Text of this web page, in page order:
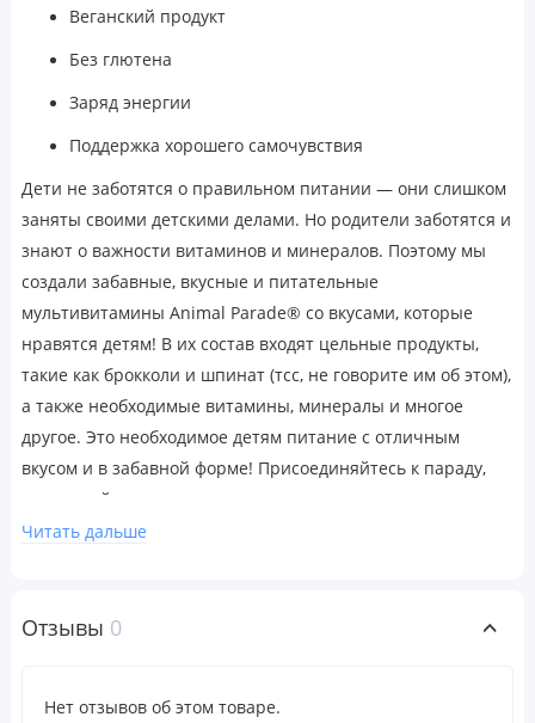
Веганский продукт
Без глютена
Заряд энергии
Поддержка хорошего самочувствия
Дети не заботятся о правильном питании — они слишком
заняты своими детскими делами. Но родители заботятся и
знают о важности витаминов и минералов. Поэтому мы
создали забавные, вкусные и питательные
мультивитамины Animal Parade® со вкусами, которые
нравятся детям! В их состав входят цельные продукты,
такие как брокколи и шпинат (тсс, не говорите им об этом),
а также необходимые витамины, минералы и многое
другое. Это необходимое детям питание с отличным
вкусом и в забавной форме! Присоединяйтесь к параду,
наслаждайтесь здоровым питанием с витаминами,
которые любят дети!
таблетки один раз в день.
Читать дальше
Отзывы 0
Нет отзывов об этом товаре.